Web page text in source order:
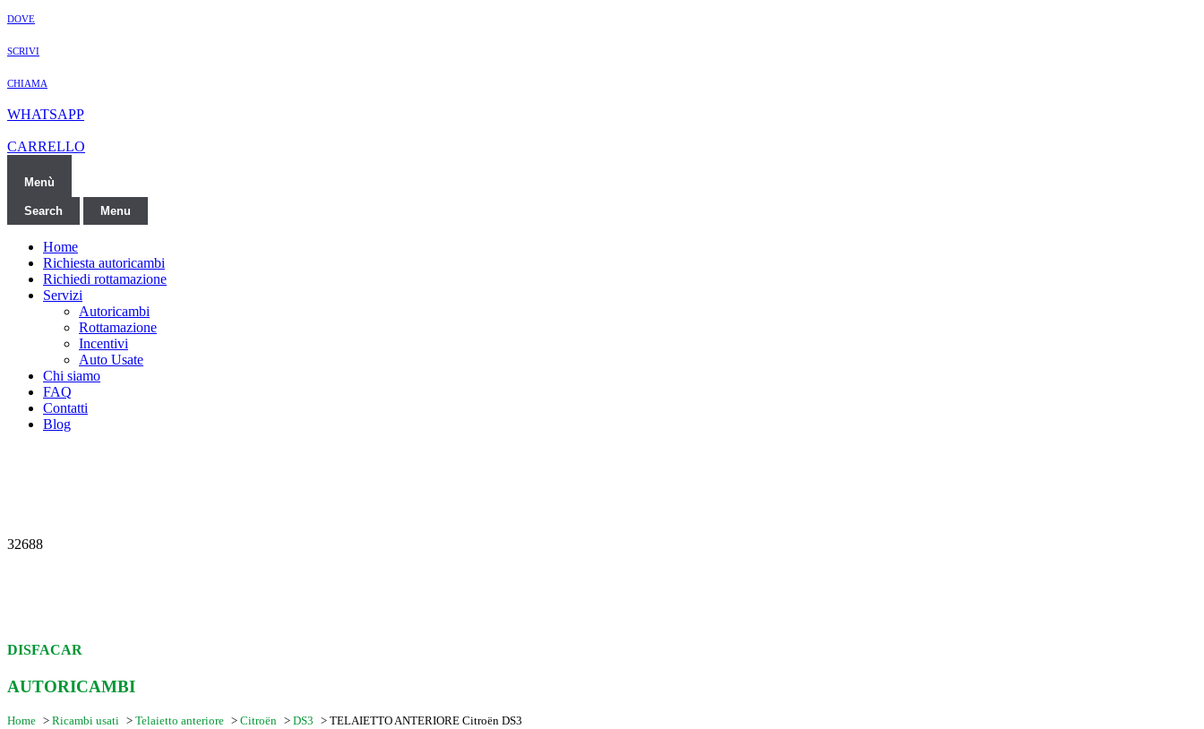
DOVE
SCRIVI
CHIAMA
WHATSAPP
CARRELLO
Menù
Search Menu
Home
Richiesta autoricambi
Richiedi rottamazione
Servizi
Autoricambi
Rottamazione
Incentivi
Auto Usate
Chi siamo
FAQ
Contatti
Blog
32688
DISFACAR
AUTORICAMBI
Home > Ricambi usati > Telaietto anteriore > Citroën > DS3 > TELAIETTO ANTERIORE Citroën DS3